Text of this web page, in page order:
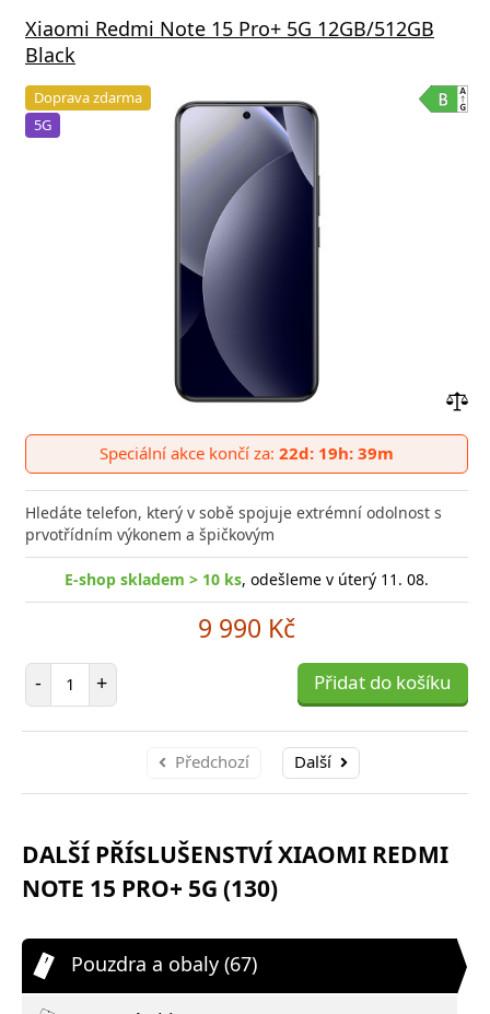
Xiaomi Redmi Note 15 Pro+ 5G 12GB/512GB
Black
Doprava zdarma
5G
do
Speciální akce končí za: 22d: 19h: 39m
Hledáte telefon, který v sobě spojuje extrémní odolnost s
prvotřídním výkonem a špičkovým
E-shop skladem > 10 ks, odešleme v úterý 11. 08.
9 990 Kč
- Počet položek
+ Přidat do košíku
Předchozí Další
DALŠÍ PŘÍSLUŠENSTVÍ XIAOMI REDMI
NOTE 15 PRO+ 5G (130)
Pouzdra a obaly (67)